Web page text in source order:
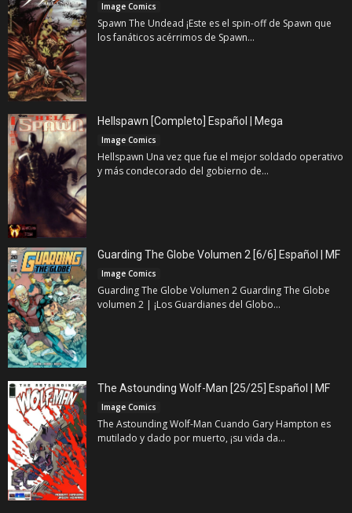
Image Comics
Spawn The Undead ¡Este es el spin-off de Spawn que
los fanáticos acérrimos de Spawn...
Hellspawn [Completo] Español | Mega
Image Comics
Hellspawn Una vez que fue el mejor soldado operativo
y más condecorado del gobierno de...
Guarding The Globe Volumen 2 [6/6] Español | MF
Image Comics
Guarding The Globe Volumen 2 Guarding The Globe
volumen 2 | ¡Los Guardianes del Globo...
The Astounding Wolf-Man [25/25] Español | MF
Image Comics
The Astounding Wolf-Man Cuando Gary Hampton es
mutilado y dado por muerto, ¡su vida da...